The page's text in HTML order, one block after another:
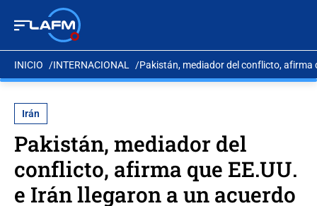
INICIO INTERNACIONAL Pakistán, mediador del conflicto, afirma
Irán
Pakistán, mediador del
conflicto, afirma que EE.UU.
e Irán llegaron a un acuerdo